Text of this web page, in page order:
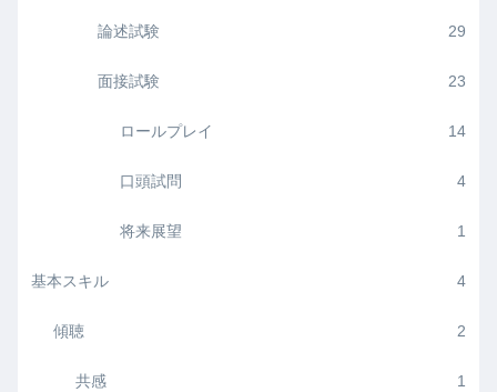
論述試験 29
面接試験 23
ロールプレイ 14
口頭試問 4
将来展望 1
基本スキル 4
傾聴 2
共感 1